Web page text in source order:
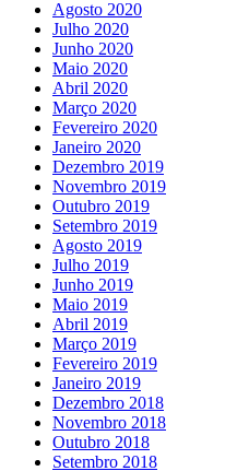
Agosto 2020
Julho 2020
Junho 2020
Maio 2020
Abril 2020
Março 2020
Fevereiro 2020
Janeiro 2020
Dezembro 2019
Novembro 2019
Outubro 2019
Setembro 2019
Agosto 2019
Julho 2019
Junho 2019
Maio 2019
Abril 2019
Março 2019
Fevereiro 2019
Janeiro 2019
Dezembro 2018
Novembro 2018
Outubro 2018
Setembro 2018